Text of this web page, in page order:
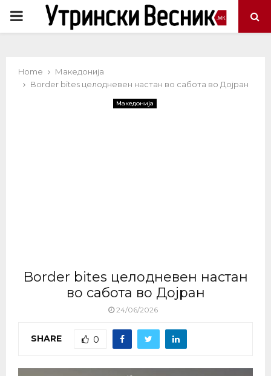
PRIMARY
Home
Македонија
Border bites целодневен настан во сабота во Дојран
Македонија
Border bites целодневен настан
во сабота во Дојран
24/06/2026
SHARE 0